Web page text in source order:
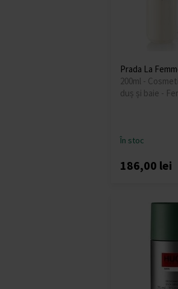
Prada La
200ml -
duș și baie -
În stoc
186,00 lei